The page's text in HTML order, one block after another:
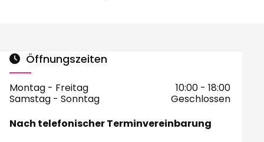
 Öffnungszeiten
Montag - Freitag
10:00 - 18:00
Samstag - Sonntag
Geschlossen
Nach telefonischer Terminvereinbarung